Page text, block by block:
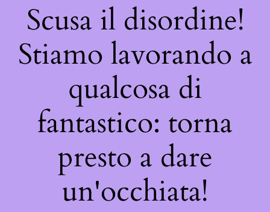
Scusa il disordine!
Stiamo lavorando a
qualcosa di
fantastico: torna
presto a dare
un'occhiata!